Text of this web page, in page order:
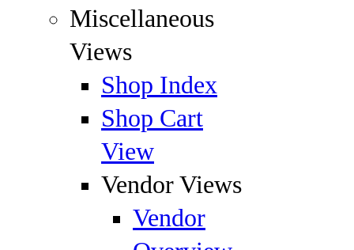
Miscellaneous
Views
Shop Index
Shop Cart
View
Vendor Views
Vendor